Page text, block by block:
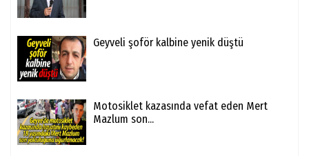
Geyveli şoför kalbine yenik düştü
Motosiklet kazasında vefat eden Mert
Mazlum son...